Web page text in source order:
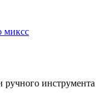
ручного инструмента